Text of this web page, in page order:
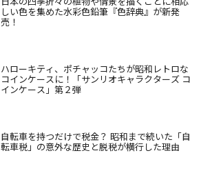
しい色を集めた水彩色鉛筆『色辞典』が新発
売！
ハローキティ、ポチャッコたちが昭和レトロな
コインケースに！「サンリオキャラクターズ コ
インケース」第２弾
自転車を持つだけで税金？ 昭和まで続いた「自
転車税」の意外な歴史と脱税が横行した理由